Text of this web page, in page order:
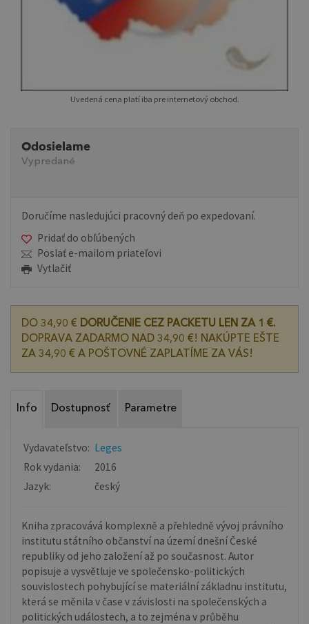
Uvedená cena platí iba pre internetový obchod.
Odosielame
Vypredané
Doručíme nasledujúci pracovný deň po expedovaní.
Pridať do obľúbených
Poslať e-mailom priateľovi
Vytlačiť
DO 34,90 € DORUČENIE CEZ PACKETU LEN ZA 1 €.
DOPRAVA ZADARMO NAD 34,90 €! NAKÚPTE EŠTE
ZA 34,90 € A POŠTOVNÉ ZAPLATÍME ZA VÁS!
Info Dostupnosť Parametre
Vydavateľstvo: Leges
Rok vydania:
2016
Jazyk:
český
Kniha zpracovává komplexně a přehledně vývoj právního
institutu státního občanství na území dnešní České
republiky od jeho založení až po současnost. Autor
popisuje a vysvětluje ve společensko-politických
souvislostech pohybující se materiální základnu institutu,
která se měnila v čase v závislosti na společenských a
politických událostech, a to zejména v průběhu